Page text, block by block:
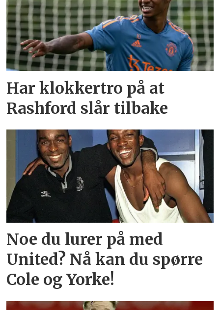
Har klokkertro på at
Rashford slår tilbake
Noe du lurer på med
United? Nå kan du spørre
Cole og Yorke!